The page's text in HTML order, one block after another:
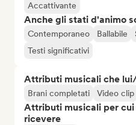
Accattivante
Anche gli stati d'animo
Contemporaneo Ballabile
Testi significativi
Attributi musicali che
Brani completati Video clip
Attributi musicali per cui
ricevere